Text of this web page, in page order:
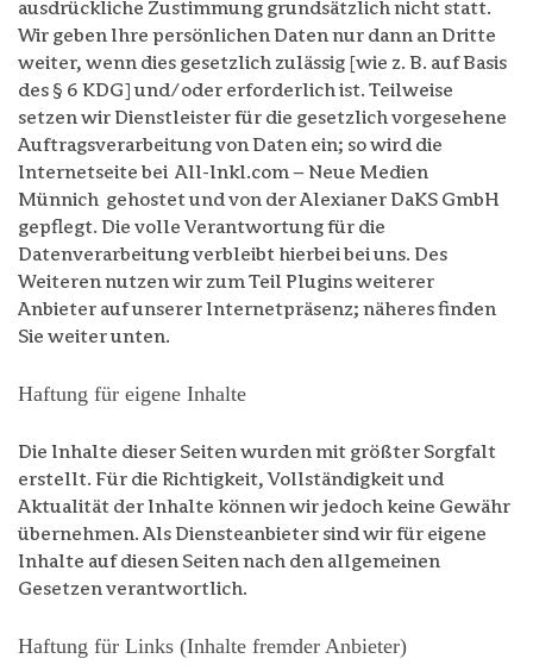
ausdrückliche Zustimmung grundsätzlich nicht statt.
Wir geben Ihre persönlichen Daten nur dann an Dritte
weiter, wenn dies gesetzlich zulässig [wie z. B. auf Basis
des § 6 KDG] und/oder erforderlich ist. Teilweise
setzen wir Dienstleister für die gesetzlich vorgesehene
Auftragsverarbeitung von Daten ein; so wird die
Internetseite bei All-Inkl.com – Neue Medien
Münnich gehostet und von der Alexianer DaKS GmbH
gepflegt. Die volle Verantwortung für die
Datenverarbeitung verbleibt hierbei bei uns. Des
Weiteren nutzen wir zum Teil Plugins weiterer
Anbieter auf unserer Internetpräsenz; näheres finden
Sie weiter unten.
Haftung für eigene Inhalte
Die Inhalte dieser Seiten wurden mit größter Sorgfalt
erstellt. Für die Richtigkeit, Vollständigkeit und
Aktualität der Inhalte können wir jedoch keine Gewähr
übernehmen. Als Diensteanbieter sind wir für eigene
Inhalte auf diesen Seiten nach den allgemeinen
Gesetzen verantwortlich.
Haftung für Links (Inhalte fremder Anbieter)